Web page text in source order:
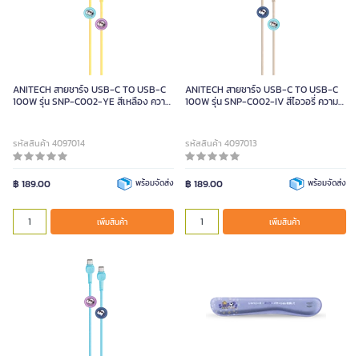
ANITECH สายชาร์จ USB-C TO USB-C
100W รุ่น SNP-C002-YE สีเหลือง ความ
รหัสสินค้า 4097014
฿ 189.00 พร้อมจัดส่ง
เพิ่มสินค้า
ANITECH สายชาร์จ USB-C TO USB-C
100W รุ่น SNP-C002-IV สีไอวอรี่ ความ
รหัสสินค้า 4097013
฿ 189.00 พร้อมจัดส่ง
เพิ่มสินค้า